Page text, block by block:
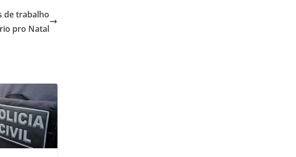
de trabalho
pro Natal